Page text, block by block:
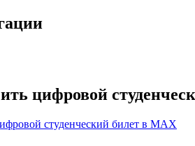
цифровой